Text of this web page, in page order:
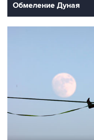
Обмеление Дуная